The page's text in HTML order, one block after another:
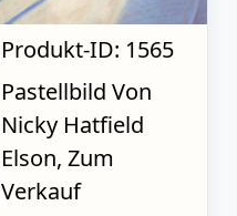
Produkt-ID: 1565
Pastellbild Von
Nicky Hatfield
Elson, Zum
Verkauf